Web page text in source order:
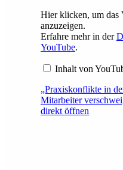
Hier klicken, um das
anzuzeigen.
Erfahre mehr in der
YouTube.
Inhalt von
„Praxiskonflikte in
Mitarbeiter
direkt öffnen